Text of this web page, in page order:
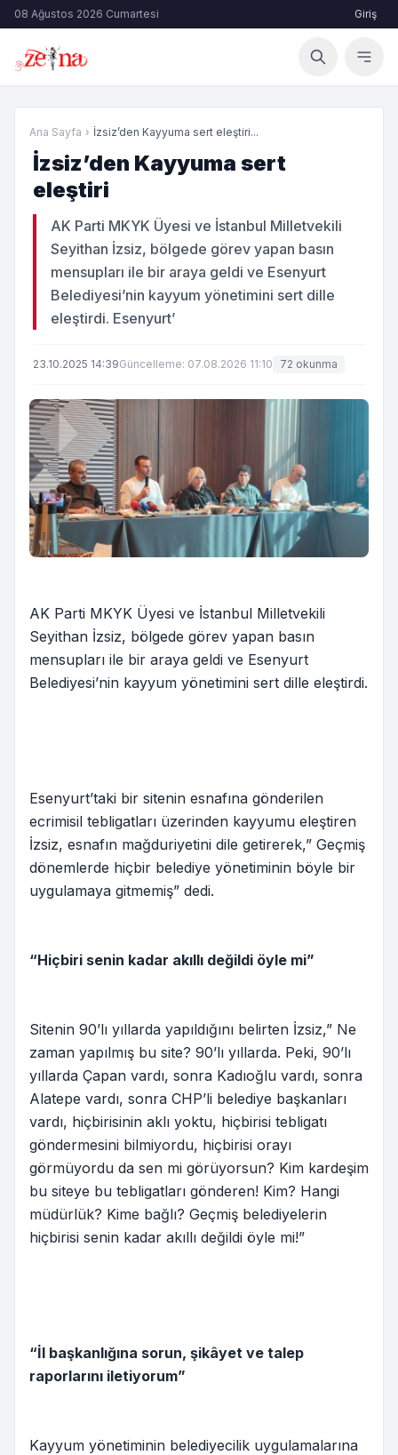
08 Ağustos 2026 Cumartesi Giriş
Ana Sayfa › İzsiz’den Kayyuma sert eleştiri...
İzsiz’den Kayyuma sert
eleştiri
AK Parti MKYK Üyesi ve İstanbul Milletvekili
Seyithan İzsiz, bölgede görev yapan basın
mensupları ile bir araya geldi ve Esenyurt
Belediyesi’nin kayyum yönetimini sert dille
eleştirdi. Esenyurt’
23.10.2025 14:39Güncelleme: 07.08.2026 11:10 72 okunma
AK Parti MKYK Üyesi ve İstanbul Milletvekili
Seyithan İzsiz, bölgede görev yapan basın
mensupları ile bir araya geldi ve Esenyurt
Belediyesi’nin kayyum yönetimini sert dille eleştirdi.
Esenyurt’taki bir sitenin esnafına gönderilen
ecrimisil tebligatları üzerinden kayyumu eleştiren
İzsiz, esnafın mağduriyetini dile getirerek,” Geçmiş
dönemlerde hiçbir belediye yönetiminin böyle bir
uygulamaya gitmemiş” dedi.
“Hiçbiri senin kadar akıllı değildi öyle mi”
Sitenin 90’lı yıllarda yapıldığını belirten İzsiz,” Ne
zaman yapılmış bu site? 90’lı yıllarda. Peki, 90’lı
yıllarda Çapan vardı, sonra Kadıoğlu vardı, sonra
Alatepe vardı, sonra CHP’li belediye başkanları
vardı, hiçbirisinin aklı yoktu, hiçbirisi tebligatı
göndermesini bilmiyordu, hiçbirisi orayı
görmüyordu da sen mi görüyorsun? Kim kardeşim
bu siteye bu tebligatları gönderen! Kim? Hangi
müdürlük? Kime bağlı? Geçmiş belediyelerin
hiçbirisi senin kadar akıllı değildi öyle mi!”
“İl başkanlığına sorun, şikâyet ve talep
raporlarını iletiyorum”
Kayyum yönetiminin belediyecilik uygulamalarına